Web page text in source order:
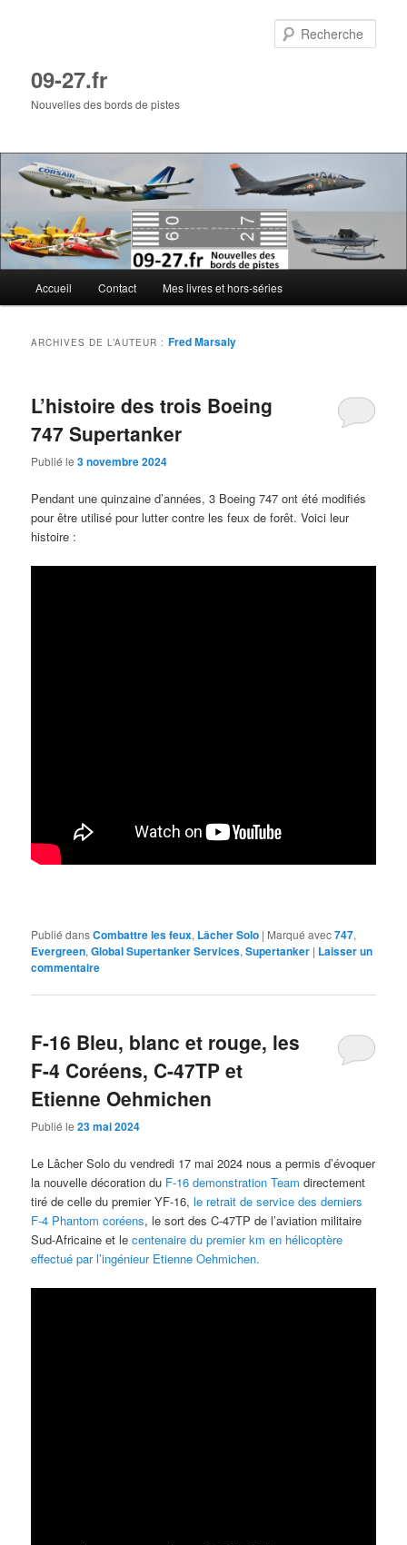
09-27.fr
Nouvelles des bords de pistes
principal
Accueil Contact Mes livres et hors-séries
ARCHIVES DE L’AUTEUR : Fred Marsaly
L’histoire des trois Boeing
747 Supertanker
Publié le3 novembre 2024
Pendant une quinzaine d’années, 3 Boeing 747 ont été modifiés
pour être utilisé pour lutter contre les feux de forêt. Voici leur
histoire :
Publié dansCombattre les feux, Lâcher Solo | Marqué avec747,
Evergreen,Global Supertanker Services,Supertanker | Laisser un
commentaire
F-16 Bleu, blanc et rouge, les
F-4 Coréens, C-47TP et
Etienne Oehmichen
Publié le23 mai 2024
Le Lâcher Solo du vendredi 17 mai 2024 nous a permis d’évoquer
la nouvelle décoration du F-16 demonstration Team directement
tiré de celle du premier YF-16,le retrait de service des derniers
F-4 Phantom coréens, le sort des C-47TP de l’aviation militaire
Sud-Africaine et le centenaire du premier km en hélicoptère
effectué par l’ingénieur Etienne Oehmichen.